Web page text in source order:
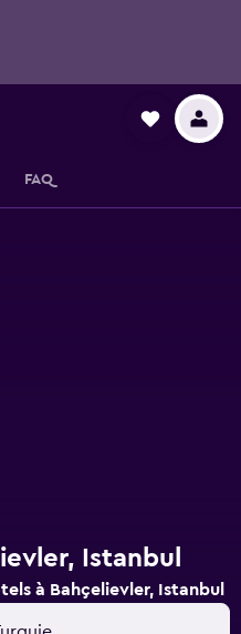
FAQ
Istanbul
à Bahçelievler, Istanbul